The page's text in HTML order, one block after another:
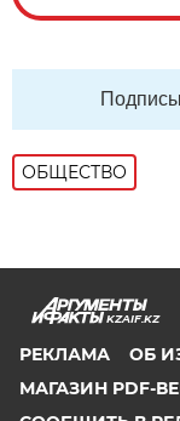
ОБЩЕСТВО
KZAIF.KZ
РЕКЛАМА
ОБ
МАГАЗИН PDF-